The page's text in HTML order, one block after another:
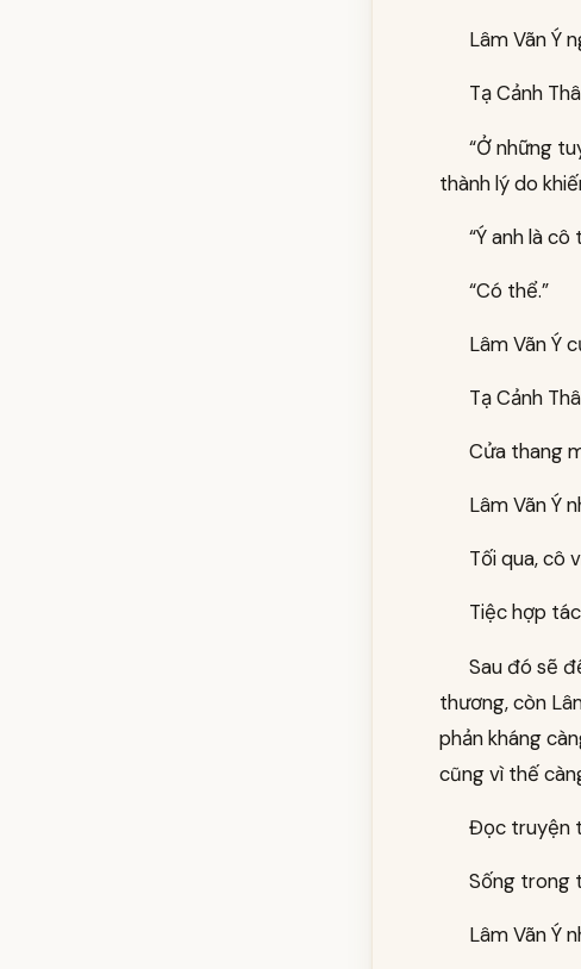
Lâm Vãn Ý
Tạ Cảnh
“Ở những
thành lý do
“Ý anh là
“Có thể.”
Lâm Vãn Ý
Tạ Cảnh
Cửa thang
Lâm Vãn Ý
Tối qua, cô
Tiệc hợp
Sau đó sẽ
thương, còn
phản kháng
cũng vì thế
Đọc truyện
Sống trong
Lâm Vãn Ý